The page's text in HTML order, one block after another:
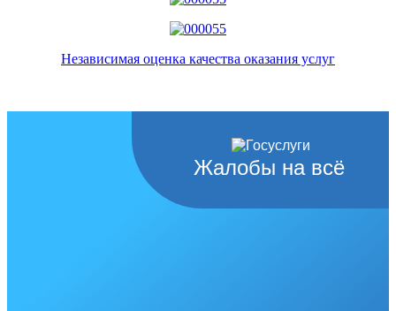
Независимая оценка качества оказания услуг
Жалобы на всё